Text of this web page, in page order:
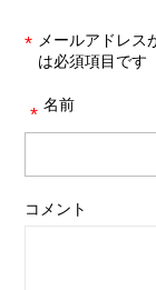
メールアドレス
*
は必須項目です
名前
*
コメント